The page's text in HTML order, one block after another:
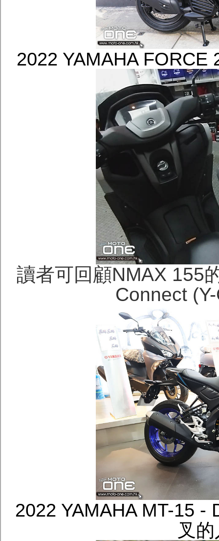
2022 YAMAHA
讀者可回顧NMAX 155
Connect
2022 YAMAHA MT-15 -
叉